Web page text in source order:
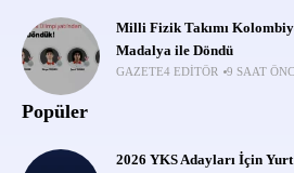
Milli Fizik Takımı
Madalya ile Döndü
GAZETE4 EDITÖR 9 SAAT
Popüler
2026 YKS Adayları İçin